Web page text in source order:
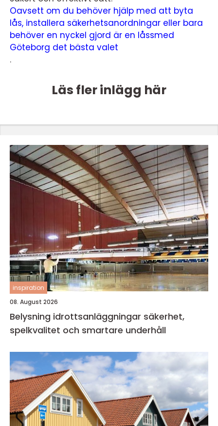
Oavsett om du behöver hjälp med att byta
lås, installera säkerhetsanordningar eller bara
behöver en nyckel gjord är en låssmed
Göteborg det bästa valet
.
Läs fler inlägg här
inspiration
08. August 2026
Belysning idrottsanläggningar säkerhet,
spelkvalitet och smartare underhåll